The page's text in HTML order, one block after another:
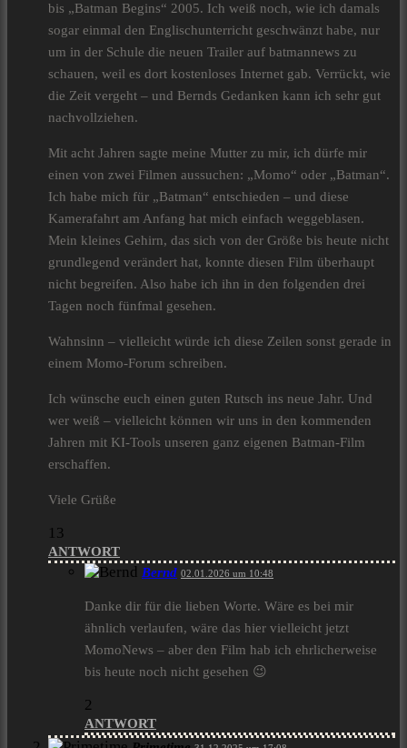
bis „Batman Begins“ 2005. Ich weiß noch, wie ich damals
sogar einmal den Englischunterricht geschwänzt habe, nur
um in der Schule die neuen Trailer auf batmannews zu
schauen, weil es dort kostenloses Internet gab. Verrückt, wie
die Zeit vergeht – und Bernds Gedanken kann ich sehr gut
nachvollziehen.
Mit acht Jahren sagte meine Mutter zu mir, ich dürfe mir
einen von zwei Filmen aussuchen: „Momo“ oder „Batman“.
Ich habe mich für „Batman“ entschieden – und diese
Kamerafahrt am Anfang hat mich einfach weggeblasen.
Mein kleines Gehirn, das sich von der Größe bis heute nicht
grundlegend verändert hat, konnte diesen Film überhaupt
nicht begreifen. Also habe ich ihn in den folgenden drei
Tagen noch fünfmal gesehen.
Wahnsinn – vielleicht würde ich diese Zeilen sonst gerade in
einem Momo-Forum schreiben.
Ich wünsche euch einen guten Rutsch ins neue Jahr. Und
wer weiß – vielleicht können wir uns in den kommenden
Jahren mit KI-Tools unseren ganz eigenen Batman-Film
erschaffen.
Viele Grüße
13
ANTWORT
Bernd 02.01.2026 um 10:48
Danke dir für die lieben Worte. Wäre es bei mir
ähnlich verlaufen, wäre das hier vielleicht jetzt
MomoNews – aber den Film hab ich ehrlicherweise
bis heute noch nicht gesehen 😉
2
ANTWORT